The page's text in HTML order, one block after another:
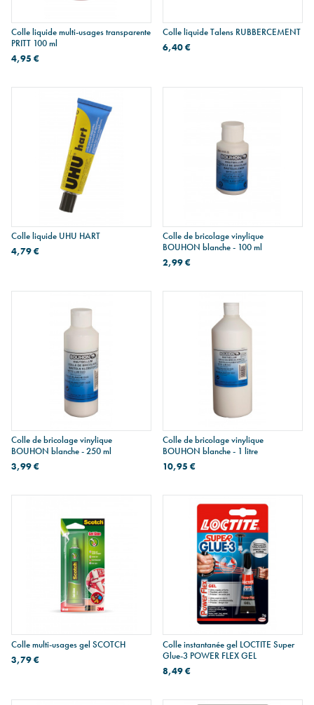
Colle liquide multi-usages transparente
PRITT 100 ml
4,95 €
Colle liquide Talens RUBBERCEMENT
6,40 €
Colle liquide UHU HART
4,79 €
Colle de bricolage vinylique
BOUHON blanche - 100 ml
2,99 €
Colle de bricolage vinylique
BOUHON blanche - 250 ml
3,99 €
Colle de bricolage vinylique
BOUHON blanche - 1 litre
10,95 €
Colle multi-usages gel SCOTCH
3,79 €
Colle instantanée gel LOCTITE Super
Glue-3 POWER FLEX GEL
8,49 €